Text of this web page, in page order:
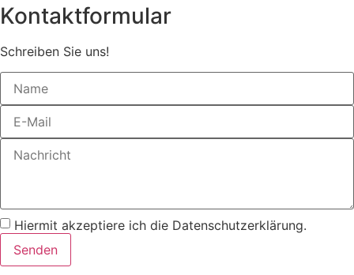
Kontaktformular
Schreiben Sie uns!
Hiermit akzeptiere ich die Datenschutzerklärung.
Senden